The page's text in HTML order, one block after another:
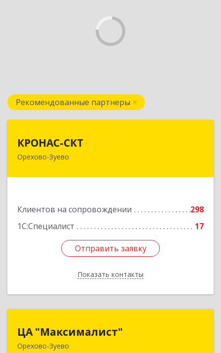
Рекомендованные партнеры
КРОНАС-СКТ
Орехово-Зуево
Клиентов на сопровождении
298
1С:Специалист
17
Отправить заявку
Показать контакты
142600, Московская обл, Орехово-Зуево г,
Отправить заявку
Назад
ЦА "Максималист"
Орехово-Зуево
142600, Московская обл, Орехово-Зуево г,